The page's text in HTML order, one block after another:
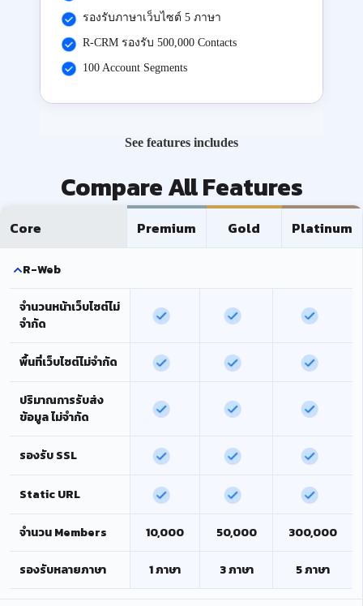
รองรับภาษาเว็บไซต์ 5 ภาษา
R-CRM รองรับ 500,000 Contacts
100 Account Segments
See features includes
Compare All Features
Core Premium Gold Platinum
R-Web
จำนวนหน้าเว็บไซต์ไม่
จำกัด
พื้นที่เว็บไซต์ไม่จำกัด
ปริมาณการรับส่ง
ข้อมูล ไม่จำกัด
รองรับ SSL
Static URL
จำนวน Members 10,000 50,000 300,000
รองรับหลายภาษา 1 ภาษา 3 ภาษา 5 ภาษา